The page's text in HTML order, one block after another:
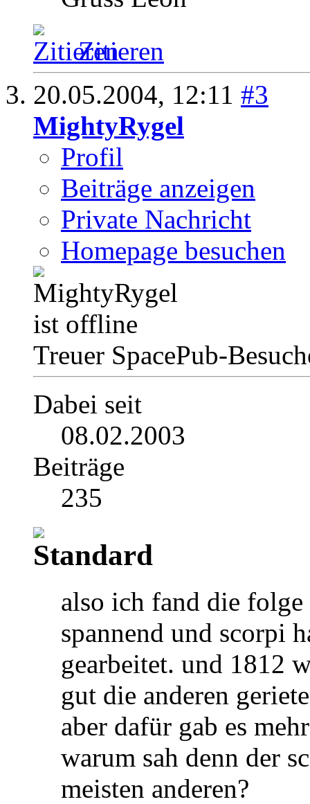
Zitieren
20.05.2004, 12:11 #3
MightyRygel
Profil
Beiträge anzeigen
Private Nachricht
Homepage besuchen
Treuer SpacePub-
Dabei seit
08.02.2003
Beiträge
235
also ich fand die
spannend und scorpi
gearbeitet. und 1812
gut die anderen
aber dafür gab es
warum sah denn der
meisten anderen?